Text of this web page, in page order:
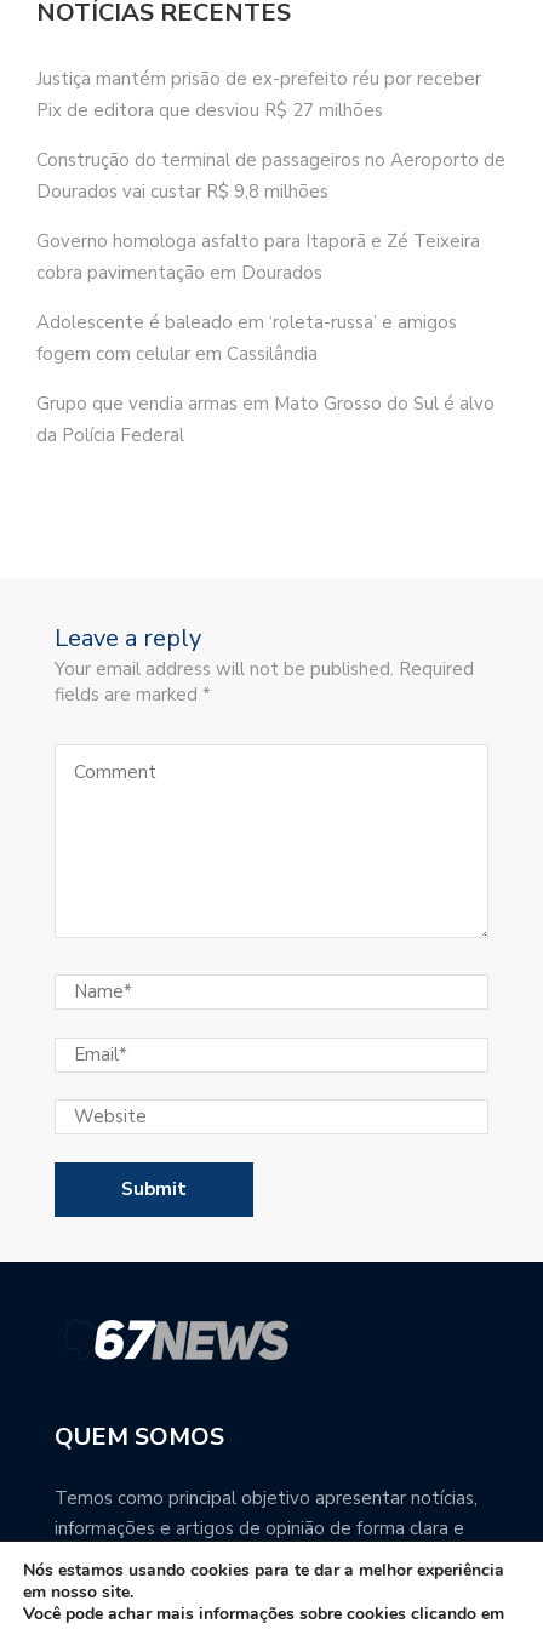
NOTÍCIAS RECENTES
Justiça mantém prisão de ex-prefeito réu por receber
Pix de editora que desviou R$ 27 milhões
Construção do terminal de passageiros no Aeroporto de
Dourados vai custar R$ 9,8 milhões
Governo homologa asfalto para Itaporã e Zé Teixeira
cobra pavimentação em Dourados
Adolescente é baleado em ‘roleta-russa’ e amigos
fogem com celular em Cassilândia
Grupo que vendia armas em Mato Grosso do Sul é alvo
da Polícia Federal
Leave a reply
Your email address will not be published. Required
fields are marked *
QUEM SOMOS
Temos como principal objetivo apresentar notícias,
informações e artigos de opinião de forma clara e
precisa. Você pode ter a total certeza que o
67NEWS é uma excelente fonte de informação
sobre Mato Grosso do Sul.
Nós estamos usando cookies para te dar a melhor experiência
em nosso site.
Você pode achar mais informações sobre cookies clicando em